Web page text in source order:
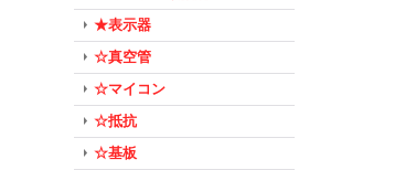
★表示器
☆真空管
☆マイコン
☆抵抗
☆基板